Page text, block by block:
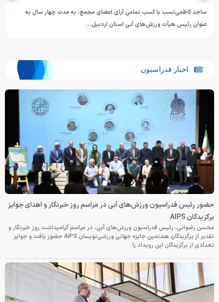
ساجد کاظمی‌نسب با کسب تمامی آرای اعضای مجمع، به مدت چهار سال به
عنوان رئیس هیأت ورزش‌های آبی استان اردبیل…
اخبار فدراسیون
حضور رئیس فدراسیون ورزش‌های آبی در مراسم روز خبرنگار و اهدای جوایز
برگزیدگان AIPS
محسن رضوانی، رئیس فدراسیون ورزش‌های آبی، در مراسم گرامیداشت روز خبرنگار و
تقدیر از برگزیدگان هشتمین جایزه جهانی ورزشی‌نویسان AIPS حضور یافت و جوایز
تعدادی از برگزیدگان این رویداد را